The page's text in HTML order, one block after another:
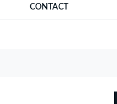
CONTACT